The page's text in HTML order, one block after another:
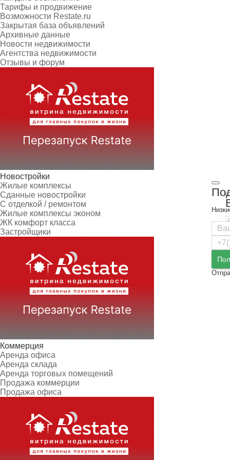
Тарифы и продвижение
Возможности Restate.ru
Закрытая база объявлений
Архивные данные
Новости недвижимости
Агентства недвижимости
Отзывы и форум
Новостройки
Жилые комплексы
Сданные новостройки
С отделкой / ремонтом
Жилые комплексы эконом
ЖК комфорт класса
Застройщики
Коммерция
Аренда офиса
Аренда склада
Аренда торговых помещений
Продажа коммерции
Продажа офиса